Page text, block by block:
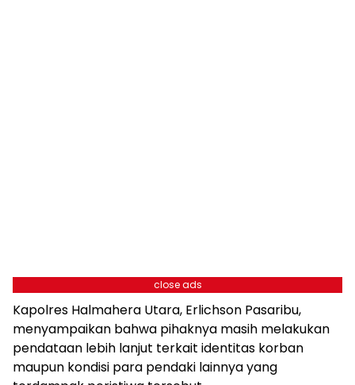
close ads
Kapolres Halmahera Utara, Erlichson Pasaribu,
menyampaikan bahwa pihaknya masih melakukan
pendataan lebih lanjut terkait identitas korban
maupun kondisi para pendaki lainnya yang